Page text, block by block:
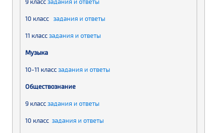
9 классзадания и ответы
10 класс задания и ответы
11 классзадания и ответы
Музыка
10-11 классзадания и ответы
Обществознание
9 классзадания и ответы
10 класс задания и ответы